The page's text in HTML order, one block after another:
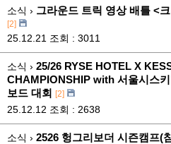
소식 › 그라운드 트릭 영상 배틀 <
[2]
25.12.21 조회 : 3011
소식 › 25/26 RYSE HOTEL X
CHAMPIONSHIP with 서울시스
보드 대회 [2]
25.12.12 조회 : 2638
소식 › 2526 헝그리보더 시즌캠프(